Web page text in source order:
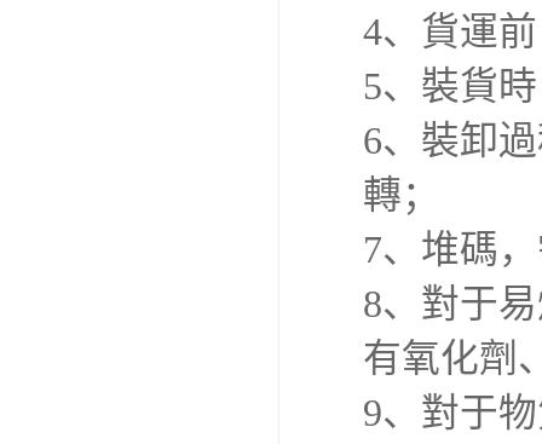
4、貨運
5、裝貨
6、裝卸
轉；
7、堆碼
8、對于
有氧化劑
9、對于